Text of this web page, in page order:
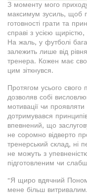
З моменту мого
максимум зусиль, щоб
готовності грати та
справі з усією
На жаль, у футболі
залежить лише від
тренера. Кожен має
цим зіткнувся.
Протягом усього свого
дозволяв собі
мотивації чи
дотримувався
впевнений, що
не соромно відверто
тренерський склад, ні
не можуть з
підготовленим чи
"Я щиро вдячний
мене більш